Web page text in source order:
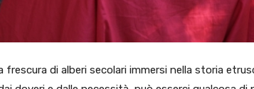
frescura di alberi secolari immersi nella storia